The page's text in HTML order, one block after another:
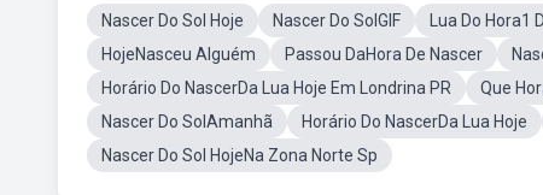
Nascer Do Sol Hoje Nascer Do SolGIF Lua Do Hora1
HojeNasceu Alguém
Passou DaHora De Nascer
Horário Do NascerDa Lua Hoje Em Londrina PR
Que
Nascer Do SolAmanhã
Horário Do NascerDa Lua Hoje
Nascer Do Sol HojeNa Zona Norte Sp